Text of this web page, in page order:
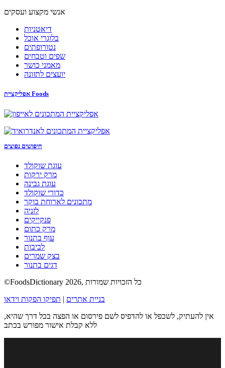
אנשי מקצוע ועסקים
דיאטניות
בלוגרי אוכל
נטורופתים
שפים וטבחים
מאמני כושר
יועצים לתזונה
אפליקציית Foods
חיפושים נפוצים
עוגת שוקולד
מרק ירקות
עוגת גבינה
כדורי שוקולד
מתכונים לארוחת בוקר
לזניה
פנקייקים
מרק כתום
עוף בתנור
לביבות
בצק שמרים
דגים בתנור
©FoodsDictionary 2026, כל הזכויות שמורות
בניית אתרים | תפיקו הפקות וידאו
אין להעתיק, לשכפל או להדפיס לשם פירסום או הפצה בכל דרך שהיא,
ללא קבלת אישור מפורש בכתב